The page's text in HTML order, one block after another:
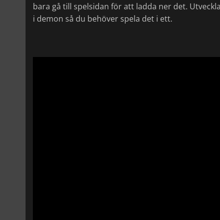
bara gå till spelsidan för att ladda ner det.
i demon så du behöver spela det i ett.